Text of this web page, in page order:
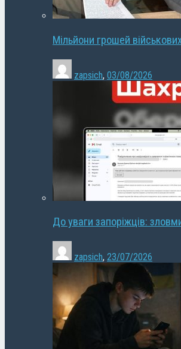
Мільйони грошей
zapsich, 03/08/2026
До уваги запоріжців:
zapsich, 23/07/2026